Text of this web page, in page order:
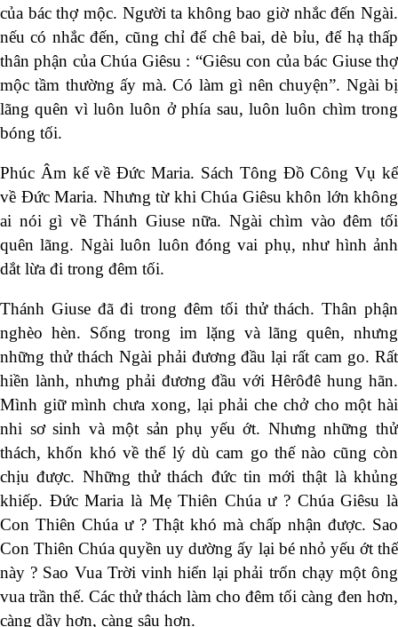
của bác thợ mộc. Người ta không bao giờ nhắc đến Ngài.
nếu có nhắc đến, cũng chỉ để chê bai, dè bỉu, để hạ thấp
thân phận của Chúa Giêsu : “Giêsu con của bác Giuse thợ
mộc tầm thường ấy mà. Có làm gì nên chuyện”. Ngài bị
lãng quên vì luôn luôn ở phía sau, luôn luôn chìm trong
bóng tối.
Phúc Âm kể về Đức Maria. Sách Tông Đồ Công Vụ kể
về Đức Maria. Nhưng từ khi Chúa Giêsu khôn lớn không
ai nói gì về Thánh Giuse nữa. Ngài chìm vào đêm tối
quên lãng. Ngài luôn luôn đóng vai phụ, như hình ảnh
dắt lừa đi trong đêm tối.
Thánh Giuse đã đi trong đêm tối thử thách. Thân phận
nghèo hèn. Sống trong im lặng và lãng quên, nhưng
những thử thách Ngài phải đương đầu lại rất cam go. Rất
hiền lành, nhưng phải đương đầu với Hêrôđê hung hãn.
Mình giữ mình chưa xong, lại phải che chở cho một hài
nhi sơ sinh và một sản phụ yếu ớt. Nhưng những thử
thách, khốn khó về thể lý dù cam go thế nào cũng còn
chịu được. Những thử thách đức tin mới thật là khủng
khiếp. Đức Maria là Mẹ Thiên Chúa ư ? Chúa Giêsu là
Con Thiên Chúa ư ? Thật khó mà chấp nhận được. Sao
Con Thiên Chúa quyền uy dường ấy lại bé nhỏ yếu ớt thế
này ? Sao Vua Trời vinh hiển lại phải trốn chạy một ông
vua trần thế. Các thử thách làm cho đêm tối càng đen hơn,
càng dầy hơn, càng sâu hơn.